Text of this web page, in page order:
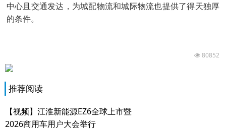
中心且交通发达，为城配物流和城际物流也提供了得天独厚
的条件。
80852
推荐阅读
【视频】江淮新能源EZ6全球上市暨
2026商用车用户大会举行